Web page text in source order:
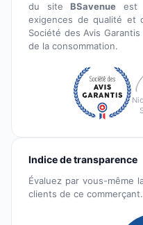
du siteBSavenue est
exigences de qualité et
Société des Avis
de la consommation.
Indice de transparence
Évaluez par vous-même
clients de ce commerçant.